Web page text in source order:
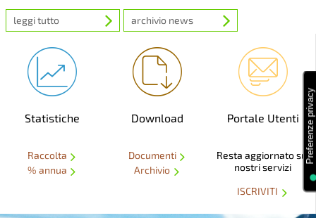
leggi tutto archivio news
Statistiche
Raccolta
% annua
Download
Documenti
Archivio
Portale Utenti
Resta aggiornato sui
nostri servizi
ISCRIVITI